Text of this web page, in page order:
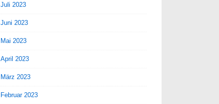
Juli 2023
Juni 2023
Mai 2023
April 2023
März 2023
Februar 2023